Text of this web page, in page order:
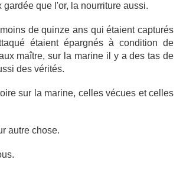
gardée que l'or, la nourriture aussi.
de quinze ans qui étaient capturés
étaient épargnés à condition de
maître, sur la marine il y a des tas de
des vérités.
sur la marine, celles vécues et celles
autre chose.